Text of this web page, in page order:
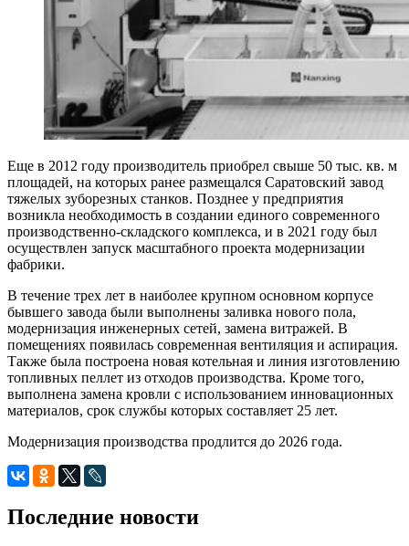
Еще в 2012 году производитель приобрел свыше 50 тыс. кв. м
площадей, на которых ранее размещался Саратовский завод
тяжелых зуборезных станков. Позднее у предприятия
возникла необходимость в создании единого современного
производственно-складского комплекса, и в 2021 году был
осуществлен запуск масштабного проекта модернизации
фабрики.
В течение трех лет в наиболее крупном основном корпусе
бывшего завода были выполнены заливка нового пола,
модернизация инженерных сетей, замена витражей. В
помещениях появилась современная вентиляция и аспирация.
Также была построена новая котельная и линия изготовлению
топливных пеллет из отходов производства. Кроме того,
выполнена замена кровли с использованием инновационных
материалов, срок службы которых составляет 25 лет.
Модернизация производства продлится до 2026 года.
Последние новости